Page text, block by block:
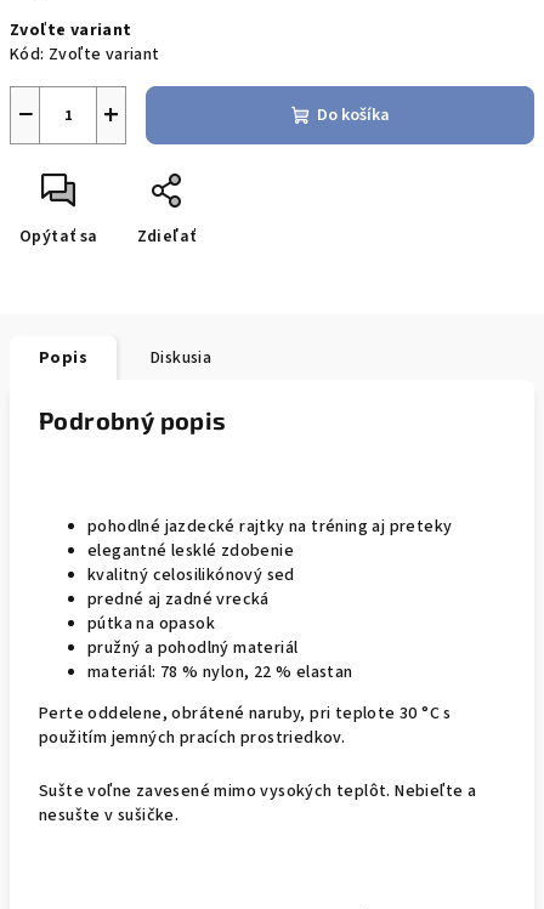
cena:
Zvoľte variant
Kód: Zvoľte variant
+
− Do košíka
Opýtať sa Zdieľať
Popis Diskusia
Podrobný popis
pohodlné jazdecké rajtky na tréning aj preteky
elegantné lesklé zdobenie
kvalitný celosilikónový sed
predné aj zadné vrecká
pútka na opasok
pružný a pohodlný materiál
materiál: 78 % nylon, 22 % elastan
Perte oddelene, obrátené naruby, pri teplote 30 °C s
použitím jemných pracích prostriedkov.
Sušte voľne zavesené mimo vysokých teplôt. Nebieľte a
nesušte v sušičke.